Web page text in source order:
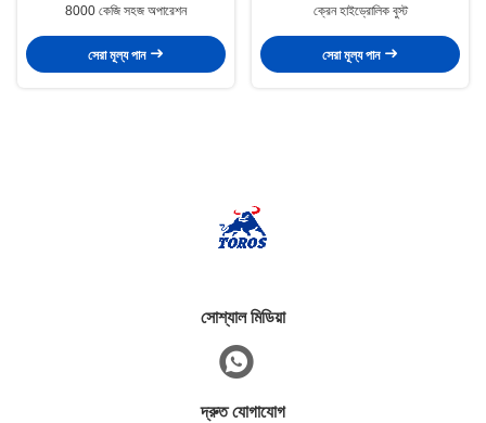
8000 কেজি সহজ অপারেশন
সেরা মূল্য পান
ক্রেন হাইড্রোলিক বুস্ট
সেরা মূল্য পান
সোশ্যাল মিডিয়া
দ্রুত যোগাযোগ